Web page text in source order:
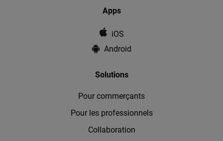
Apps
iOS
Android
Solutions
Pour commerçants
Pour les professionnels
Collaboration